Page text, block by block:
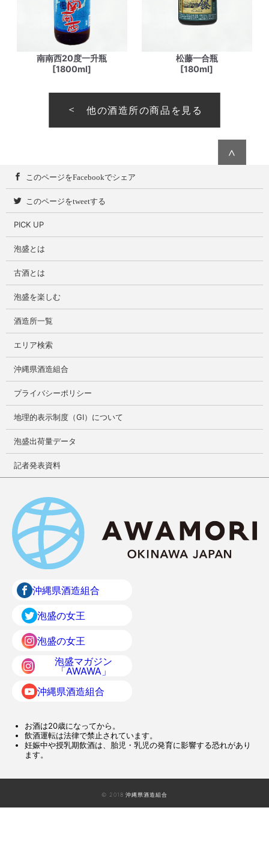
南南西20度一升瓶
[1800ml]
松藤一合瓶
[180ml]
他の酒造所の商品を見る
∧
このページをFacebookでシェア
このページをtweetする
PICK UP
泡盛とは
古酒とは
泡盛を楽しむ
酒造所一覧
エリア検索
沖縄県酒造組合
プライバシーポリシー
地理的表示制度（GI）について
泡盛出荷量データ
記者発表資料
沖縄県酒造組合
泡盛の女王
泡盛の女王
泡盛マガジン
「AWAWA」
沖縄県酒造組合
お酒は20歳になってから。
飲酒運転は法律で禁止されています。
妊娠中や授乳期飲酒は、胎児・乳児の発育に影響する恐れがあり
ます。
© 2018 沖縄県酒造組合